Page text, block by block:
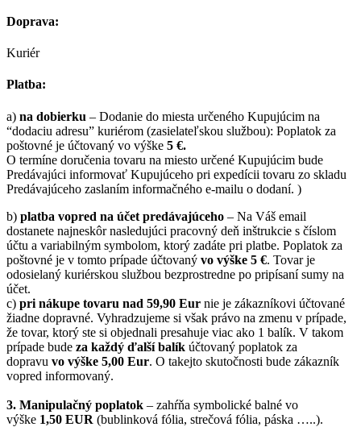
Doprava:
Kuriér
Platba:
a) na dobierku – Dodanie do miesta určeného Kupujúcim na
“dodaciu adresu” kuriérom (zasielateľskou službou): Poplatok za
poštovné je účtovaný vo výške 5 €.
O termíne doručenia tovaru na miesto určené Kupujúcim bude
Predávajúci informovať Kupujúceho pri expedícii tovaru zo skladu
Predávajúceho zaslaním informačného e-mailu o dodaní. )
b) platba vopred na účet predávajúceho – Na Váš email
dostanete najneskôr nasledujúci pracovný deň inštrukcie s číslom
účtu a variabilným symbolom, ktorý zadáte pri platbe. Poplatok za
poštovné je v tomto prípade účtovaný vo výške 5 €. Tovar je
odosielaný kuriérskou službou bezprostredne po pripísaní sumy na
účet.
c) pri nákupe tovaru nad 59,90 Eur nie je zákazníkovi účtované
žiadne dopravné. Vyhradzujeme si však právo na zmenu v prípade,
že tovar, ktorý ste si objednali presahuje viac ako 1 balík. V takom
prípade bude za každý ďalší balík účtovaný poplatok za
dopravu vo výške 5,00 Eur. O takejto skutočnosti bude zákazník
vopred informovaný.
3. Manipulačný poplatok – zahŕňa symbolické balné vo
výške 1,50 EUR (bublinková fólia, strečová fólia, páska …..).